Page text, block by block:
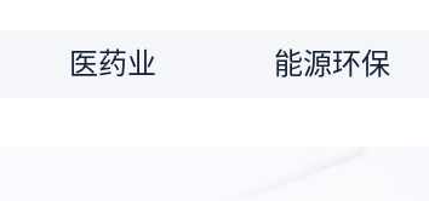
医药业 能源环保